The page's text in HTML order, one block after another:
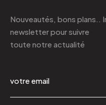
Nouveautés, bons plans..
newsletterpour suivre
toute notre actualité